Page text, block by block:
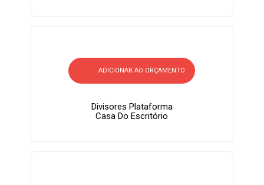
ADICIONAR AO ORÇAMENTO
Divisores Plataforma
Casa Do Escritório